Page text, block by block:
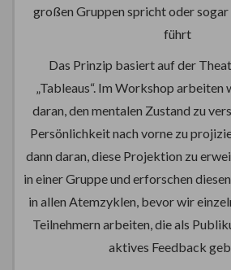
großen Gruppen spricht oder
führt
Das Prinzip basiert auf der
„Tableaus“. Im Workshop arbeiten
daran, den mentalen Zustand zu
Persönlichkeit nach vorne zu
dann daran, diese Projektion zu
in einer Gruppe und erforschen
in allen Atemzyklen, bevor wir
Teilnehmern arbeiten, die als
aktives Feedback